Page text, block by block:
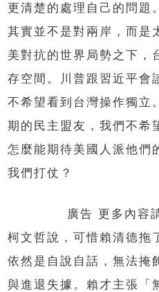
更清楚的處理自己的問題
其實並不是對兩岸，而是
美對抗的世界局勢之下，
存空間。川普跟習近平會
不希望看到台灣操作獨立
期的民主盟友，我們不希
怎麼能期待美國人派他們
我們打仗？
廣告 更多內容
柯文哲說，可惜賴清德拖
依然是自說自話，無法掩
與進退失據。賴才主張「